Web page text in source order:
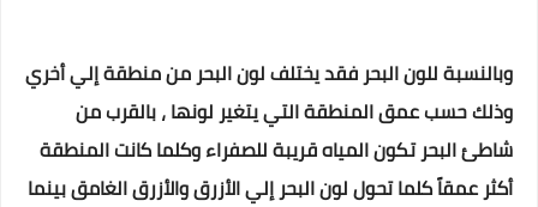
وبالنسبة للون البحر فقد يختلف لون البحر من منطقة إلي أخري
وذلك حسب عمق المنطقة التي يتغير لونها ، بالقرب من
شاطئ البحر تكون المياه قريبة للصفراء وكلما كانت المنطقة
أكثر عمقاً كلما تحول لون البحر إلي الأزرق والأزرق الغامق بينما